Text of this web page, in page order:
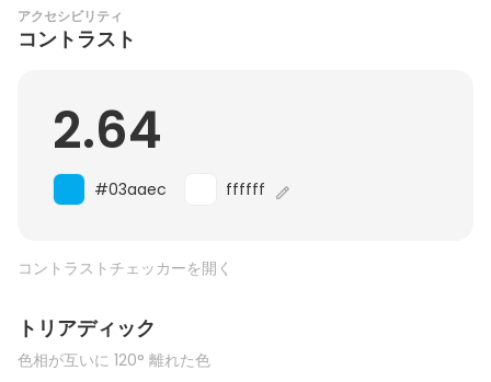
アクセシビリティ
コントラスト
2.64
#03aaec ffffff
コントラストチェッカーを開く
トリアディック
色相が互いに 120° 離れた色